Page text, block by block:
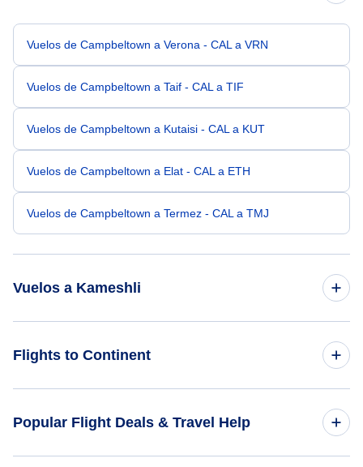
Vuelos de Campbeltown a Verona - CAL a VRN
Vuelos de Campbeltown a Taif - CAL a TIF
Vuelos de Campbeltown a Kutaisi - CAL a KUT
Vuelos de Campbeltown a Elat - CAL a ETH
Vuelos de Campbeltown a Termez - CAL a TMJ
Vuelos a Kameshli
Vuelos de Brasilia a Kameshli - BSB a KAC
Flights to Continent
Popular Flight Deals & Travel Help